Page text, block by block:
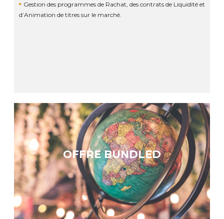
Gestion des programmes de Rachat, des contrats de Liquidité et
d’Animation de titres sur le marché.
OFFRE BUNDLED